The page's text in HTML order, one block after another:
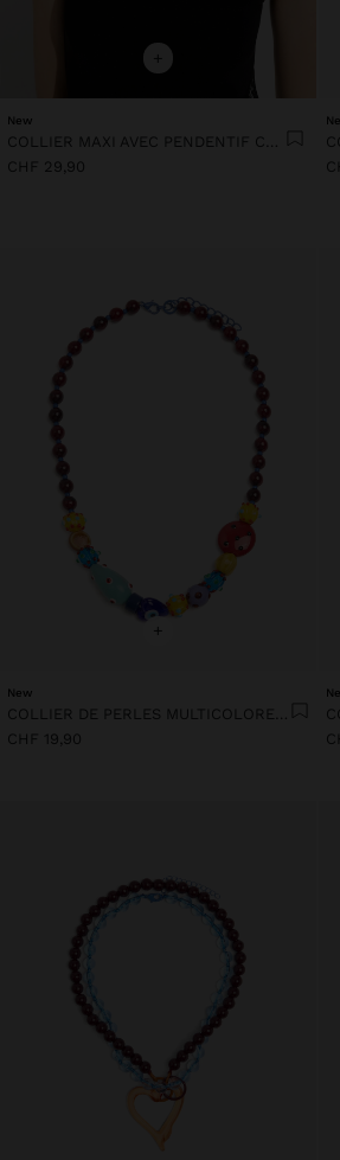
+
New
COLLIER MAXI AVEC PENDENTIF CŒUR
CHF 29,90
+
New
COLLIER DE PERLES MULTICOLORES EN CÉRAMIQUE
CHF 19,90